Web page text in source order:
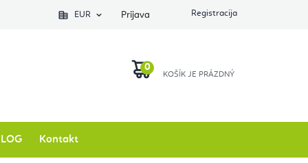
EUR Prijava
Kontakt